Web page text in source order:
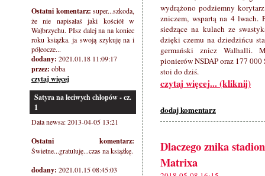
Ostatni komentarz: super...szkoda,
że nie napisałaś jaki kościół w
Wałbrzychu. PIsz dalej na na koniec
roku książka. ja swoją szykuję na i
półeocze...
dodany: 2021.01.18 11:09:17
przez: obba
czytaj więcej
Satyra na leciwych chłopów - cz.
1
Data newsa: 2013-04-05 13:21
Ostatni komentarz:
Świetne...gratuluję...czas na książkę.
dodany: 2021.01.15 08:45:03
wydrążono podziemny
zniczem, wspartą na 4 lwach.
siedzące na kulach ze
dzięki czemu na dziedzińcu
germański znicz Walhalli.
pionierów NSDAP oraz 177
stoi do dziś.
czytaj więcej... (kliknij)
dodaj komentarz
Dlaczego znika
Matrixa